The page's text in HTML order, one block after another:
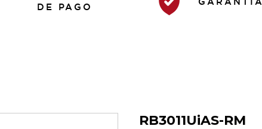
DE PAGO
RB3011UiAS-RM